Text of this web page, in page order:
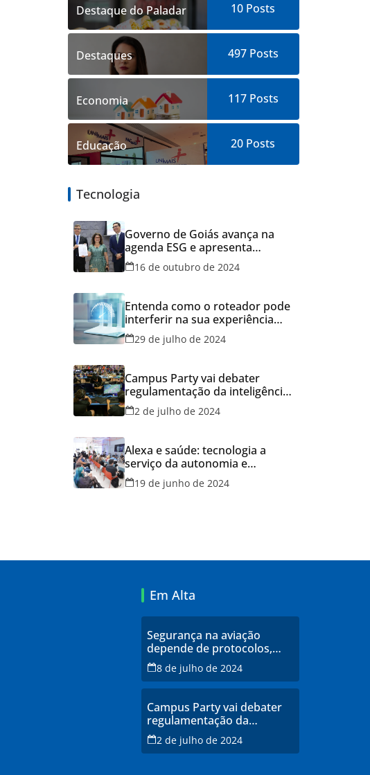
Destaque do Paladar 10 Posts
Destaques 497Posts
Economia 117Posts
Educação 20 Posts
Tecnologia
Governo de Goiás avança na
agenda ESG e apresenta
resultados do Recicla Goiás
16 de outubro de 2024
Entenda como o roteador pode
interferir na sua experiência
online
29 de julho de 2024
Campus Party vai debater
regulamentação da inteligência
artificial
2 de julho de 2024
Alexa e saúde: tecnologia a
serviço da autonomia e
qualidade de vida
19 de junho de 2024
Em Alta
Segurança na aviação
depende de protocolos,
profissionais qualificados e
infraestrutura moderna,
explicam especialistas
8 de julho de 2024
Campus Party vai debater
regulamentação da
inteligência artificial
2 de julho de 2024